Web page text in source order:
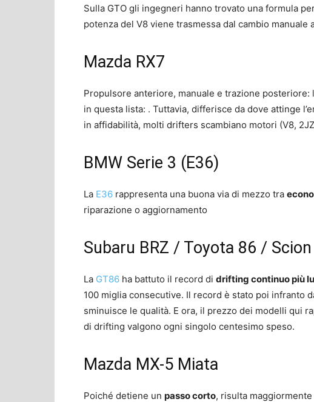
Sulla GTO gli ingegneri hanno trovato una formula
potenza del V8 viene trasmessa dal cambio manuale
Mazda RX7
Propulsore anteriore, manuale e trazione posteriore:
in questa lista: . Tuttavia, differisce da dove attinge
in affidabilità, molti drifters scambiano motori (V8,
BMW Serie 3 (E36)
La E36 rappresenta una buona via di mezzo tra
riparazione o aggiornamento
Subaru BRZ / Toyota 86 / Scion
La GT86 ha battuto il record di drifting continuo più
100 miglia consecutive. Il record è stato poi infranto
sminuisce le qualità. E ora, il prezzo dei modelli qui
di drifting valgono ogni singolo centesimo speso.
Mazda MX-5 Miata
Poiché detiene un passo corto, risulta